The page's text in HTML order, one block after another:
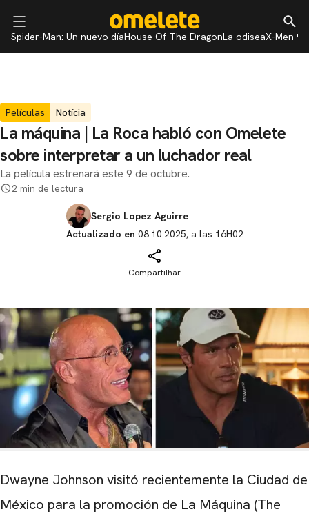
Spider-Man: Un nuevo díaHouse Of The DragonLa odiseaX-Men 97
Películas Notícia
La máquina | La Roca habló con Omelete
sobre interpretar a un luchador real
La película estrenará este 9 de octubre.
2 min de lectura
Sergio Lopez Aguirre
Actualizado en 08.10.2025, a las 16H02
Compartilhar
Dwayne Johnson visitó recientemente la Ciudad de
México para la promoción de La Máquina (The